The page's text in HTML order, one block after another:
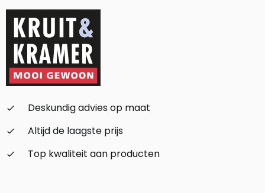
check_small
Deskundig advies op maat
check_small
Altijd de laagste prijs
check_small
Top kwaliteit aan producten